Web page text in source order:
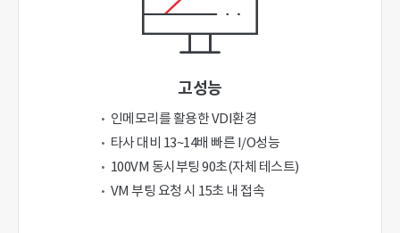
고성능
인메모리를 활용한 VDI환경
타사 대비 13~14배 빠른 I/O성능
100VM 동시부팅 90초(자체 테스트)
VM 부팅 요청 시 15초 내 접속